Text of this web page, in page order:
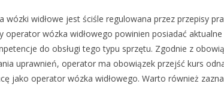
wózki widłowe jest ściśle regulowana przez przepisy
operator wózka widłowego powinien posiadać
do obsługi tego typu sprzętu. Zgodnie z
uprawnień, operator ma obowiązek przejść kurs
jako operator wózka widłowego. Warto również